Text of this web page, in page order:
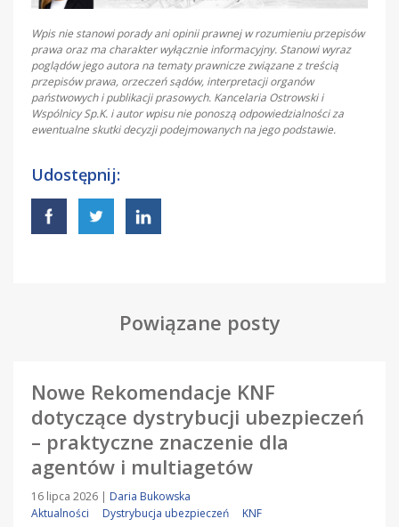
Wpis nie stanowi porady ani opinii prawnej w rozumieniu przepisów
prawa oraz ma charakter wyłącznie informacyjny. Stanowi wyraz
poglądów jego autora na tematy prawnicze związane z treścią
przepisów prawa, orzeczeń sądów, interpretacji organów
państwowych i publikacji prasowych. Kancelaria Ostrowski i
Wspólnicy Sp.K. i autor wpisu nie ponoszą odpowiedzialności za
ewentualne skutki decyzji podejmowanych na jego podstawie.
Udostępnij:
Powiązane posty
Nowe Rekomendacje KNF
dotyczące dystrybucji ubezpieczeń
– praktyczne znaczenie dla
agentów i multiagetów
16 lipca 2026 | Daria Bukowska
Aktualności
Dystrybucja ubezpieczeń KNF